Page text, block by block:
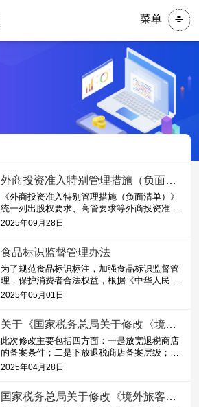
菜单
外商投资准入特别管理措施（负面清单）（2024年版）
《外商投资准入特别管理措施（负面清单）》
统一列出股权要求、高管要求等外商投资准入
方面的特别管理措施。《外商投资准入负面清
2025年09月28日
食品标识监督管理办法
为了规范食品标识标注，加强食品标识监督管
理，保护消费者合法权益，根据《中华人民共
和国食品安全法》《中华人民共和国食品安全
2025年05月01日
关于《国家税务总局关于修改〈境外旅客购物离境退税管理办法（试行）〉的公告》的解读
此次修改主要包括四方面：一是放宽退税商店
的备案条件；二是下放退税商店备案层级；三
是降低退税物品金额；四是上调现金退税限
2025年04月28日
国家税务总局关于修改《境外旅客购物离境退税管理办法（试行）》的公告